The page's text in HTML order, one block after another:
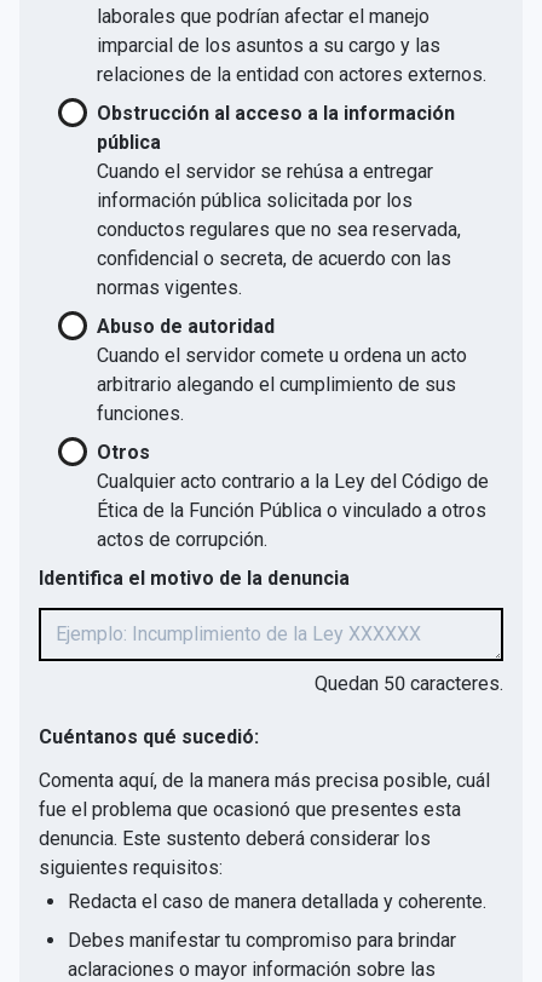
laborales que podrían afectar el manejo
imparcial de los asuntos a su cargo y las
relaciones de la entidad con actores externos.
Obstrucción al acceso a la información
pública
Cuando el servidor se rehúsa a entregar
información pública solicitada por los
conductos regulares que no sea reservada,
confidencial o secreta, de acuerdo con las
normas vigentes.
Abuso de autoridad
Cuando el servidor comete u ordena un acto
arbitrario alegando el cumplimiento de sus
funciones.
Otros
Cualquier acto contrario a la Ley del Código de
Ética de la Función Pública o vinculado a otros
actos de corrupción.
Identifica el motivo de la denuncia
Quedan 50 caracteres.
Cuéntanos qué sucedió:
Comenta aquí, de la manera más precisa posible, cuál
fue el problema que ocasionó que presentes esta
denuncia. Este sustento deberá considerar los
siguientes requisitos:
Redacta el caso de manera detallada y coherente.
Debes manifestar tu compromiso para brindar
aclaraciones o mayor información sobre las